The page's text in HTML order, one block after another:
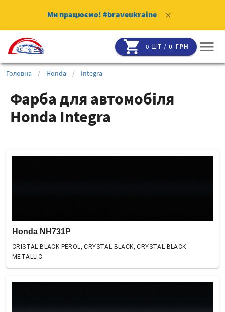
Ми працюємо! #braveukraine clear
shopping_cart 0 ШТ /0 ГРН menu
Головна / Honda / Integra
Фарба для автомобіля
Honda Integra
Honda NH731P
CRISTAL BLACK PEROL, CRYSTAL BLACK, CRYSTAL BLACK
METALLIC